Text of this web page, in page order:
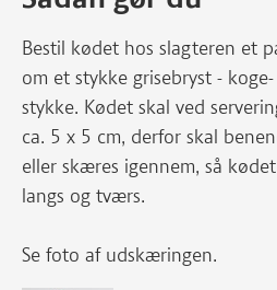
Bestil kødet hos slagteren et
om et stykke grisebryst -
stykke. Kødet skal ved
ca. 5 x 5 cm, derfor skal
eller skæres igennem, så
langs og tværs.
Se foto af udskæringen.